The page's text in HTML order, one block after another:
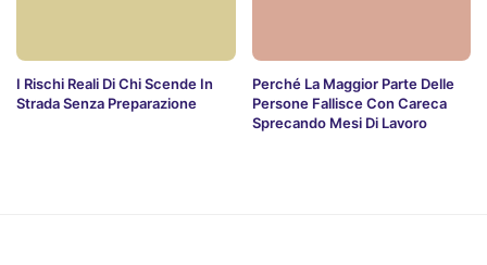
I Rischi Reali Di Chi Scende In
Strada Senza Preparazione
Perché La Maggior Parte Delle
Persone Fallisce Con Careca
Sprecando Mesi Di Lavoro